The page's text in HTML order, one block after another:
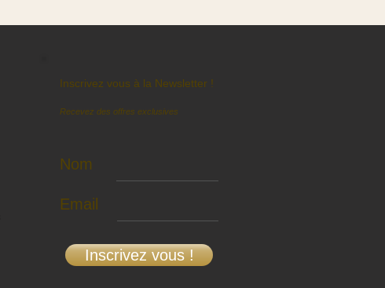
Inscrivez vous à la Newsletter !
Recevez des offres exclusives
Nom
Email
Inscrivez vous !